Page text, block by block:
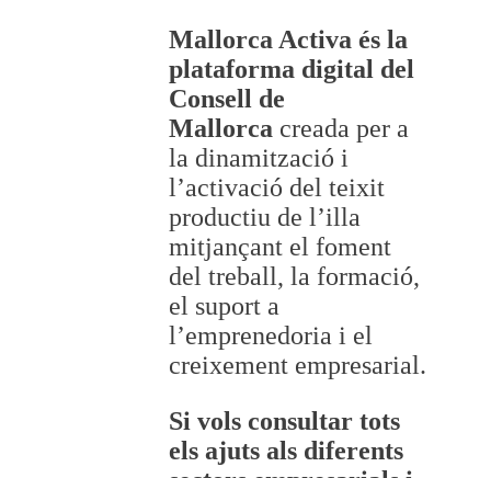
Mallorca Activa és la
plataforma digital del
Consell de
Mallorca creada per a
la dinamització i
l’activació del teixit
productiu de l’illa
mitjançant el foment
del treball, la formació,
el suport a
l’emprenedoria i el
creixement empresarial.
Si vols consultar tots
els ajuts als diferents